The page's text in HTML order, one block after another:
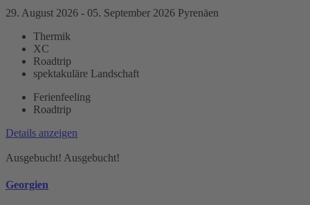
29. August 2026 - 05. September 2026 Pyrenäen
Thermik
XC
Roadtrip
spektakuläre Landschaft
Ferienfeeling
Roadtrip
Details anzeigen
Ausgebucht! Ausgebucht!
Georgien